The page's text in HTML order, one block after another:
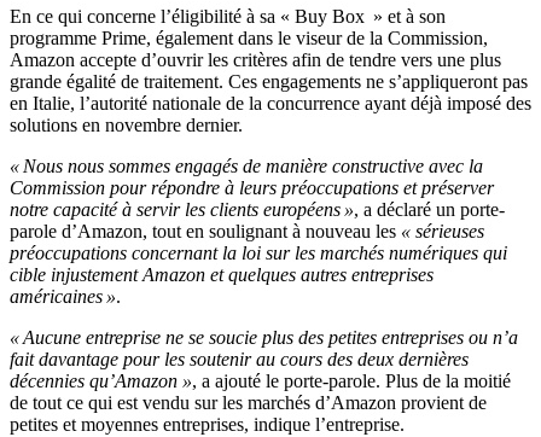
En ce qui concerne l’éligibilité à sa « Buy Box » et à son
programme Prime, également dans le viseur de la Commission,
Amazon accepte d’ouvrir les critères afin de tendre vers une plus
grande égalité de traitement. Ces engagements ne s’appliqueront pas
en Italie, l’autorité nationale de la concurrence ayant déjà imposé des
solutions en novembre dernier.
« Nous nous sommes engagés de manière constructive avec la
Commission pour répondre à leurs préoccupations et préserver
notre capacité à servir les clients européens », a déclaré un porte-
parole d’Amazon, tout en soulignant à nouveau les « sérieuses
préoccupations concernant la loi sur les marchés numériques qui
cible injustement Amazon et quelques autres entreprises
américaines ».
« Aucune entreprise ne se soucie plus des petites entreprises ou n’a
fait davantage pour les soutenir au cours des deux dernières
décennies qu’Amazon », a ajouté le porte-parole. Plus de la moitié
de tout ce qui est vendu sur les marchés d’Amazon provient de
petites et moyennes entreprises, indique l’entreprise.